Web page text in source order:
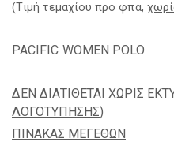
(Tιμή τεμαχίου προ φπα,
PACIFIC WOMEN POLO
ΔΕΝ ΔΙΑΤΙΘΕΤΑΙ ΧΩΡΙΣ
ΛΟΓΟΤΥΠΗΣΗΣ)
ΠΙΝΑΚΑΣ ΜΕΓΕΘΩΝ